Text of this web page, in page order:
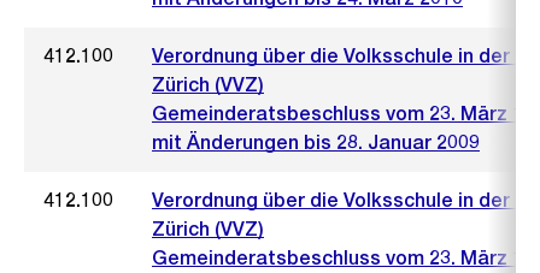
412.100
Verordnung über die Volksschule in der
Zürich (VVZ)
Gemeinderatsbeschluss vom 23. März
mit Änderungen bis 28. Januar 2009
412.100
Verordnung über die Volksschule in der
Zürich (VVZ)
Gemeinderatsbeschluss vom 23. März